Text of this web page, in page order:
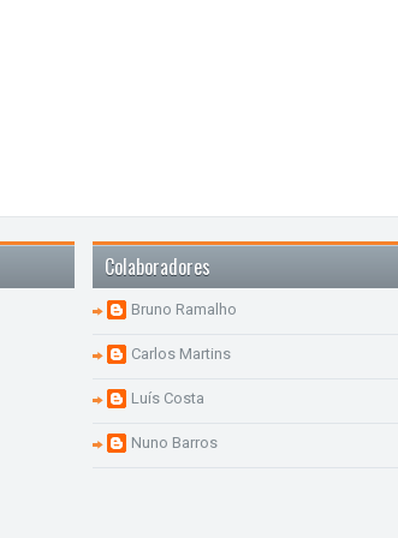
Colaboradores
Bruno Ramalho
Carlos Martins
Luís Costa
Nuno Barros